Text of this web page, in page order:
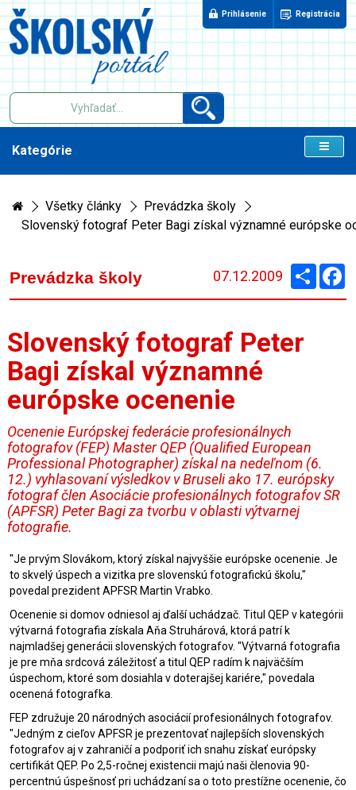
Prihlásenie Registrácia
Kategórie
Všetky články
Prevádzka školy
Slovenský fotograf Peter Bagi získal významné európske
Prevádzka školy 07.12.2009 Zdieľaj
Slovenský fotograf Peter
Bagi získal významné
európske ocenenie
Ocenenie Európskej federácie profesionálnych
fotografov (FEP) Master QEP (Qualified European
Professional Photographer) získal na nedeľnom (6.
12.) vyhlasovaní výsledkov v Bruseli ako 17. európsky
fotograf člen Asociácie profesionálnych fotografov SR
(APFSR) Peter Bagi za tvorbu v oblasti výtvarnej
fotografie.
"Je prvým Slovákom, ktorý získal najvyššie európske ocenenie. Je
to skvelý úspech a vizitka pre slovenskú fotografickú školu,"
povedal prezident APFSR Martin Vrabko.
Ocenenie si domov odniesol aj ďalší uchádzač. Titul QEP v kategórii
výtvarná fotografia získala Aňa Struhárová, ktorá patrí k
najmladšej generácii slovenských fotografov. "Výtvarná fotografia
je pre mňa srdcová záležitosť a titul QEP radím k najväčším
úspechom, ktoré som dosiahla v doterajšej kariére," povedala
ocenená fotografka.
FEP združuje 20 národných asociácií profesionálnych fotografov.
"Jedným z cieľov APFSR je prezentovať najlepších slovenských
fotografov aj v zahraničí a podporiť ich snahu získať európsky
certifikát QEP. Po 2,5-ročnej existencii majú naši členovia 90-
percentnú úspešnosť pri uchádzaní sa o toto prestížne ocenenie, čo